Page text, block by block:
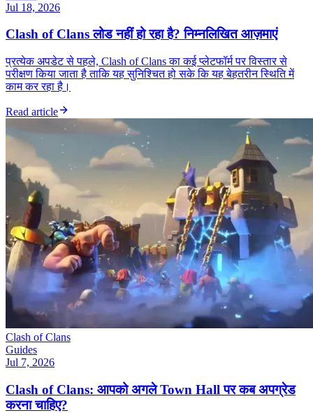
Jul 18, 2026
Clash of Clans लोड नहीं हो रहा है? निम्नलिखित आज़माएं
प्रत्येक अपडेट से पहले, Clash of Clans का कई प्लेटफॉर्म पर विस्तार से
परीक्षण किया जाता है ताकि यह सुनिश्चित हो सके कि यह बेहतरीन स्थिति में
काम कर रहा है।
Read article
Clash of Clans
Guides
Jul 7, 2026
Clash of Clans: आपको अगले Town Hall पर कब अपग्रेड
करना चाहिए?